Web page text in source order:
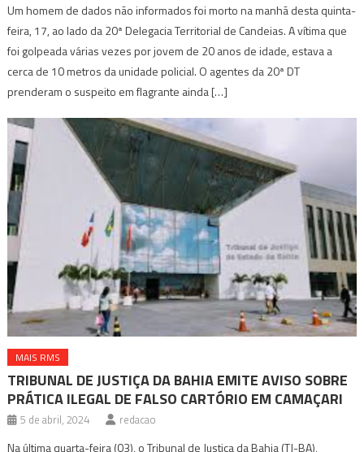
Um homem de dados não informados foi morto na manhã desta quinta-
feira, 17, ao lado da 20ª Delegacia Territorial de Candeias. A vítima que
foi golpeada várias vezes por jovem de 20 anos de idade, estava a
cerca de 10 metros da unidade policial. O agentes da 20ª DT
prenderam o suspeito em flagrante ainda […]
MAIS RMS
TRIBUNAL DE JUSTIÇA DA BAHIA EMITE AVISO SOBRE
PRÁTICA ILEGAL DE FALSO CARTÓRIO EM CAMAÇARI
5 de abril, 2024 redacao
Na última quarta-feira (03), o Tribunal de Justiça da Bahia (TJ-BA),